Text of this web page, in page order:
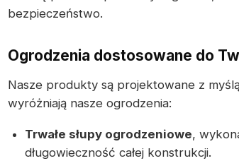
bezpieczeństwo.
Ogrodzenia dostosowane do
Nasze produkty są projektowane z
wyróżniają nasze ogrodzenia:
Trwałe słupy ogrodzeniowe,
długowieczność całej konstrukcji.